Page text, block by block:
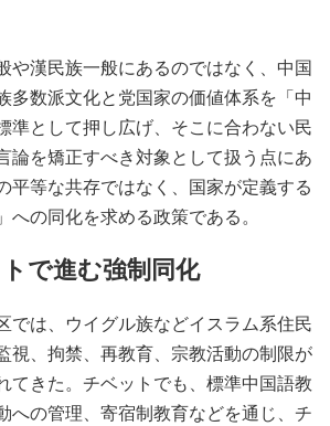
や漢民族一般にあるのではなく、中国
多数派文化と党国家の価値体系を「中
準として押し広げ、そこに合わない民
論を矯正すべき対象として扱う点にあ
平等な共存ではなく、国家が定義する
への同化を求める政策である。
で進む強制同化
では、ウイグル族などイスラム系住民
視、拘禁、再教育、宗教活動の制限が
てきた。チベットでも、標準中国語教
への管理、寄宿制教育などを通じ、チ